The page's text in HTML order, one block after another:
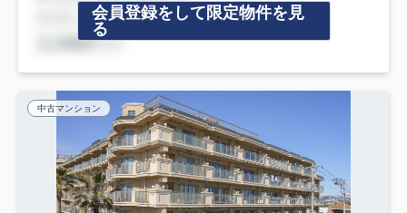
会員登録をして限定物件を見
る
中古マンション